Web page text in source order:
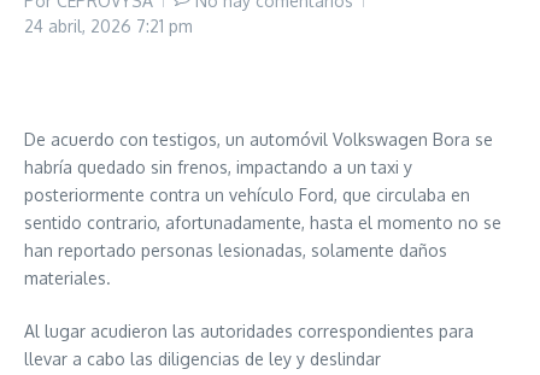
24 abril, 2026 7:21 pm
De acuerdo con testigos, un automóvil Volkswagen Bora se
habría quedado sin frenos, impactando a un taxi y
posteriormente contra un vehículo Ford, que circulaba en
sentido contrario, afortunadamente, hasta el momento no se
han reportado personas lesionadas, solamente daños
materiales.
Al lugar acudieron las autoridades correspondientes para
llevar a cabo las diligencias de ley y deslindar